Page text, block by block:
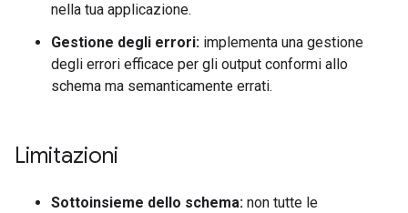
nella tua applicazione.
Gestione degli errori: implementa una gestione
degli errori efficace per gli output conformi allo
schema ma semanticamente errati.
Limitazioni
Sottoinsieme dello schema: non tutte le